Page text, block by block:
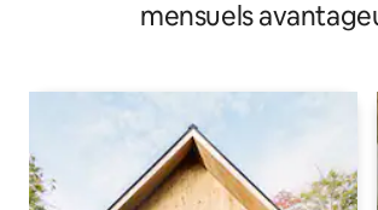
mensuels